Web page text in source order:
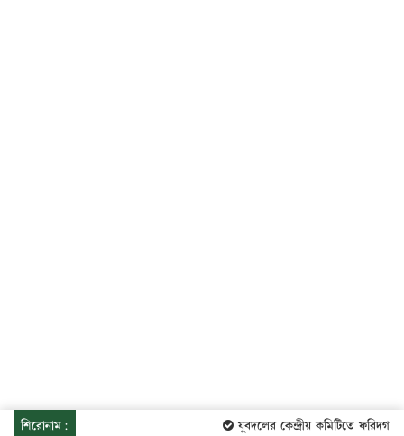
শিরোনাম: যুবদলের কেন্দ্রীয় কমিটিতে ফরিদগঞ্জের